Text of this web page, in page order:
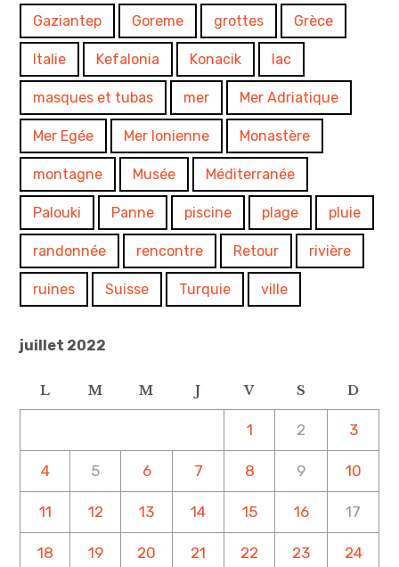
Gaziantep Goreme grottes Grèce
Italie Kefalonia Konacik lac
masques et tubas mer Mer Adriatique
Mer Egée Mer Ionienne Monastère
montagne Musée Méditerranée
Palouki Panne piscine plage pluie
randonnée rencontre Retour rivière
ruines Suisse Turquie ville
juillet 2022
L M M J V S D
1 2 3
4 5 6 7 8 9 10
11 12 13 14 15 16 17
18 19 20 21 22 23 24